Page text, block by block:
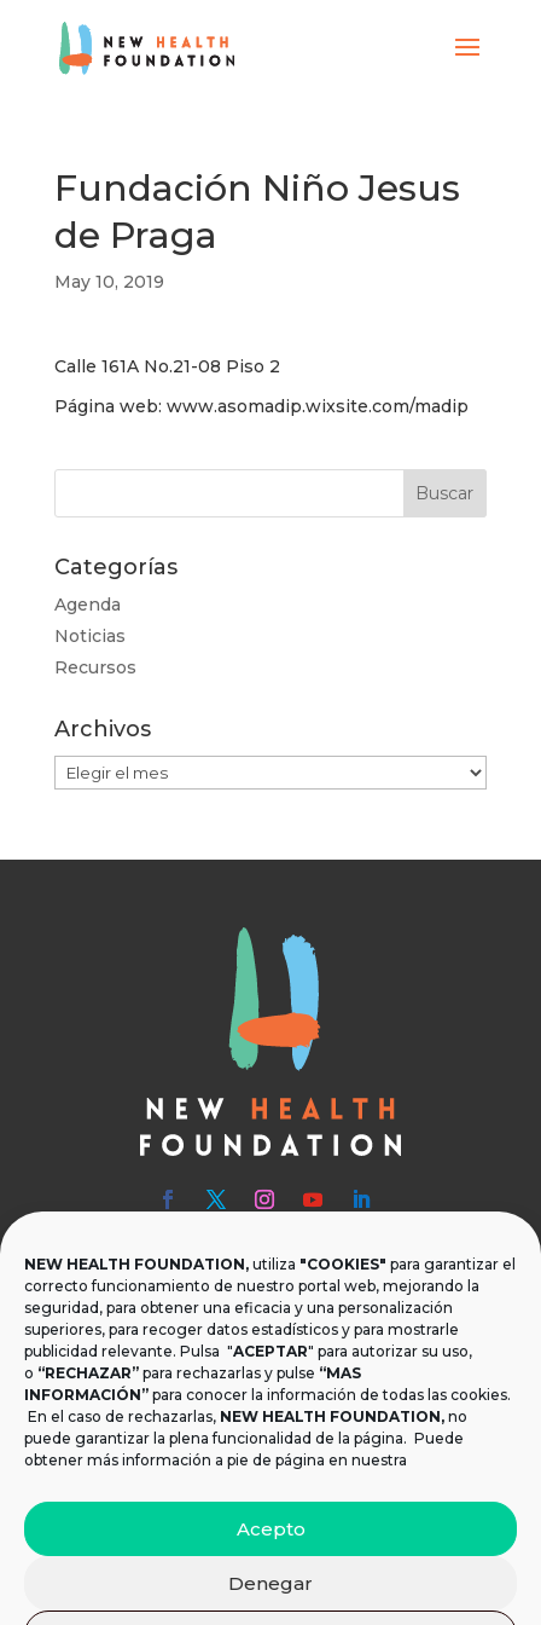
NEW HEALTH FOUNDATION, utiliza "COOKIES" para garantizar el
correcto funcionamiento de nuestro portal web, mejorando la
seguridad, para obtener una eficacia y una personalización
superiores, para recoger datos estadísticos y para mostrarle
publicidad relevante. Pulsa "ACEPTAR" para autorizar su uso,
o “RECHAZAR” para rechazarlas y pulse “MAS
INFORMACIÓN” para conocer la información de todas las cookies.
En el caso de rechazarlas, NEW HEALTH FOUNDATION, no
puede garantizar la plena funcionalidad de la página. Puede
obtener más información a pie de página en nuestra
Acepto
Denegar
Fundación Niño Jesus
de Praga
May 10, 2019
Calle 161A No.21-08 Piso 2
Página web: www.asomadip.wixsite.com/madip
Categorías
Agenda
Noticias
Recursos
Archivos
Archivos
 Teléfono
T.+34 954 219 597
 Dónde estamos
Calle Monsalves 35 Local 2. 41001, Sevilla.
España
 Email
info@newhealthfoundation.org
Aviso legal y Política de Privacidad|Política de